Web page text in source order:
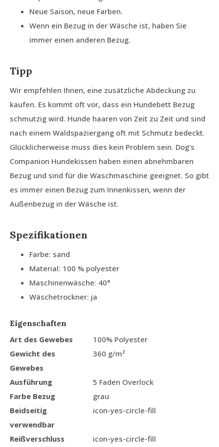
Neue Saison, neue Farben.
Wenn ein Bezug in der Wäsche ist, haben Sie
immer einen anderen Bezug.
Tipp
Wir empfehlen Ihnen, eine zusätzliche Abdeckung zu
kaufen. Es kommt oft vor, dass ein Hundebett Bezug
schmutzig wird. Hunde haaren von Zeit zu Zeit und sind
nach einem Waldspaziergang oft mit Schmutz bedeckt.
Glücklicherweise muss dies kein Problem sein. Dog's
Companion Hundekissen haben einen abnehmbaren
Bezug und sind für die Waschmaschine geeignet. So gibt
es immer einen Bezug zum Innenkissen, wenn der
Außenbezug in der Wäsche ist.
Spezifikationen
Farbe: sand
Material: 100 % polyester
Maschinenwäsche: 40°
Wäschetrockner: ja
Eigenschaften
Art des Gewebes
100% Polyester
Gewicht des
Gewebes
360 g/m²
Ausführung
5 Faden Overlock
Farbe Bezug
grau
Beidseitig
verwendbar
icon-yes-circle-fill
Reißverschluss
icon-yes-circle-fill